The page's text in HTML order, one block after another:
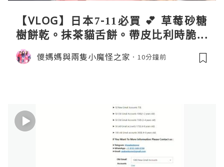
【VLOG】日本7-11必買 💕 草莓砂糖
樹餅乾。抹茶貓舌餅。帶皮比利時脆薯
條
儍媽媽與兩隻小魔怪之家 10分鐘前